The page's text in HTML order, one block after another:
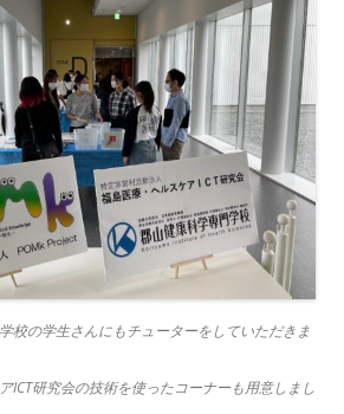
校の学生さんにもチューターをしていただきま
ICT研究会の技術を使ったコーナーも用意しまし